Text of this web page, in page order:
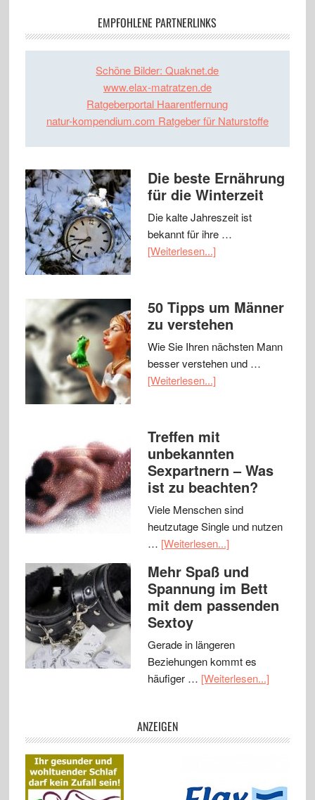
EMPFOHLENE PARTNERLINKS
Schöne Bilder: Quaknet.de
www.elax-matratzen.de
Ratgeberportal Haarentfernung
natur-kompendium.com Ratgeber für Naturstoffe
Die beste Ernährung
für die Winterzeit
Die kalte Jahreszeit ist
bekannt für ihre …
[Weiterlesen...]
50 Tipps um Männer
zu verstehen
Wie Sie Ihren nächsten Mann
besser verstehen und …
[Weiterlesen...]
Treffen mit
unbekannten
Sexpartnern – Was
ist zu beachten?
Viele Menschen sind
heutzutage Single und nutzen
… [Weiterlesen...]
Mehr Spaß und
Spannung im Bett
mit dem passenden
Sextoy
Gerade in längeren
Beziehungen kommt es
häufiger … [Weiterlesen...]
ANZEIGEN